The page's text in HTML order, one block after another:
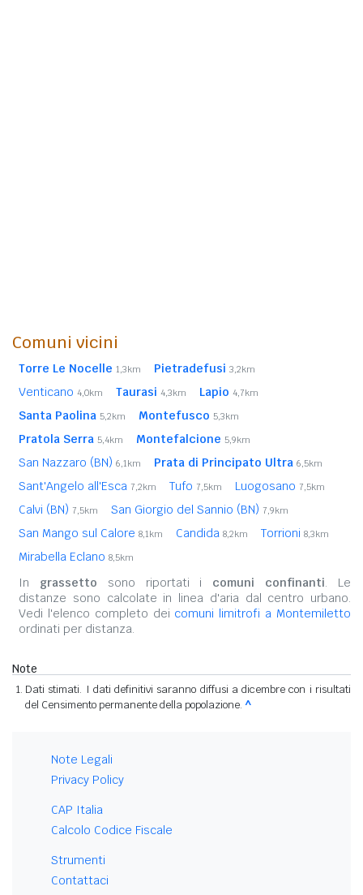
Comuni vicini
Torre Le Nocelle 1,3km Pietradefusi 3,2km
Venticano 4,0km Taurasi 4,3km Lapio 4,7km
Santa Paolina 5,2km Montefusco 5,3km
Pratola Serra 5,4km Montefalcione 5,9km
San Nazzaro (BN) 6,1km Prata di Principato Ultra 6,5km
Sant'Angelo all'Esca 7,2km Tufo 7,5km Luogosano 7,5km
Calvi (BN) 7,5km San Giorgio del Sannio (BN) 7,9km
San Mango sul Calore 8,1km Candida 8,2km Torrioni 8,3km
Mirabella Eclano 8,5km
In grassetto sono riportati i comuni confinanti. Le
distanze sono calcolate in linea d'aria dal centro urbano.
Vedi l'elenco completo dei comuni limitrofi a Montemiletto
ordinati per distanza.
Note
Dati stimati. I dati definitivi saranno diffusi a dicembre con i risultati
del Censimento permanente della popolazione. ^
Note Legali
Privacy Policy
CAP Italia
Calcolo Codice Fiscale
Strumenti
Contattaci